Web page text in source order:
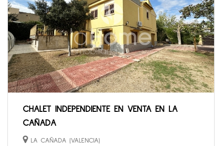
CHALET INDEPENDIENTE EN VENTA EN LA
CAÑADA
LA CAÑADA (VALENCIA)